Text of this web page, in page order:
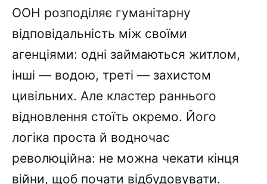
ООН розподіляє гуманітарну
відповідальність між своїми
агенціями: одні займаються житлом,
інші — водою, треті — захистом
цивільних. Але кластер раннього
відновлення стоїть окремо. Його
логіка проста й водночас
революційна: не можна чекати кінця
війни, щоб почати відбудовувати.